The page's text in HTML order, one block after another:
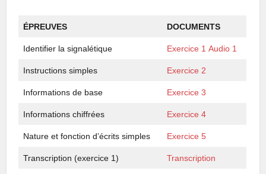
ÉPREUVES DOCUMENTS
Identifier la signalétique Exercice 1 Audio 1
Instructions simples Exercice 2
Informations de base Exercice 3
Informations chiffrées Exercice 4
Nature et fonction d’écrits simples Exercice 5
Transcription (exercice 1) Transcription